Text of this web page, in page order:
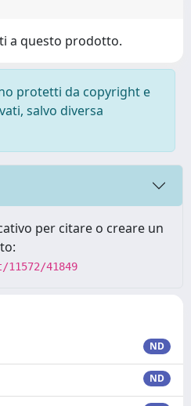
a questo prodotto.
protetti da copyright e
salvo diversa
per citare o creare un
41849
ND
ND